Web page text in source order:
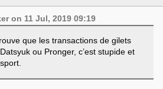
on 11 Jul, 2019 09:19
que les transactions de gilets
ou Pronger, c’est stupide et